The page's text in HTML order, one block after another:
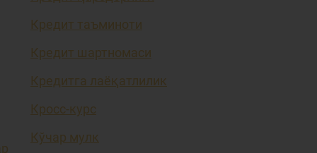
Кредит таъминоти
Кредит шартномаси
Кредитга лаёқатлилик
Кросс-курс
Кўчар мулк